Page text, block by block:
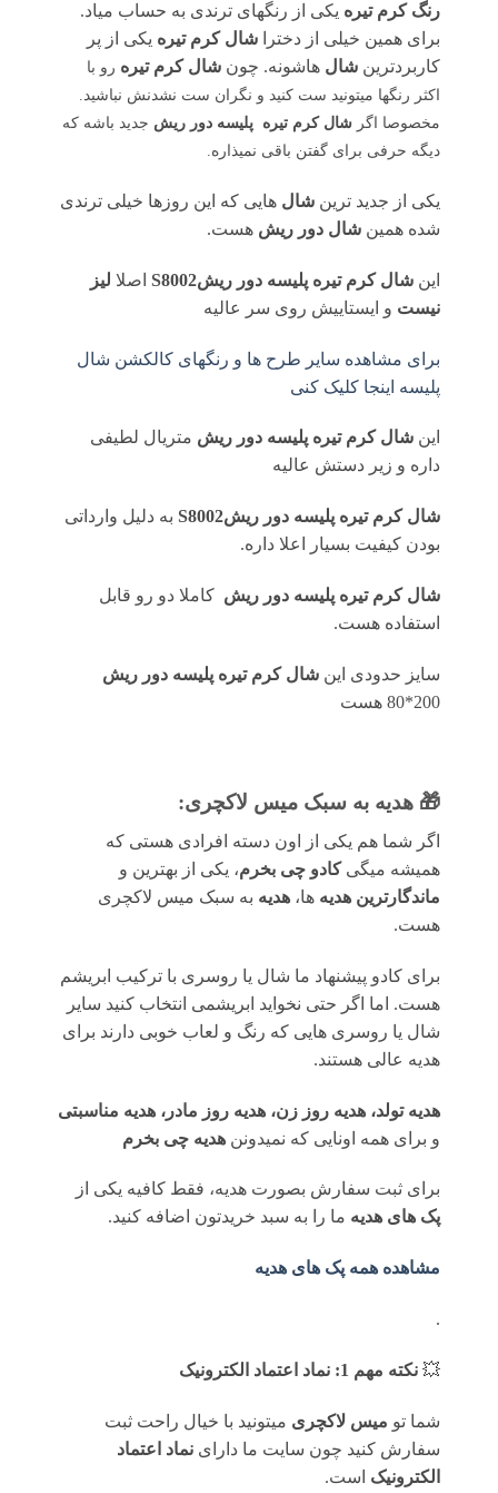
رنگ کرم تیره یکی از رنگهای ترندی به حساب میاد.
برای همین خیلی از دخترا شال کرم تیره یکی از پر
کاربردترین شال هاشونه. چون شال کرم تیره رو با
اکثر رنگها میتونید ست کنید و نگران ست نشدنش نباشید.
مخصوصا اگر شال کرم تیره پلیسه دور ریش جدید باشه که
دیگه حرفی برای گفتن باقی نمیذاره.
یکی از جدید ترین شال هایی که این روزها خیلی ترندی
شده همین شال دور ریش هست.
این شال کرم تیره پلیسه دور ریشS8002 اصلا لیز
نیست و ایستاییش روی سر عالیه
برای مشاهده سایر طرح ها و رنگهای کالکشن شال
پلیسه اینجا کلیک کنی
این شال کرم تیره پلیسه دور ریش متریال لطیفی
داره و زیر دستش عالیه
شال کرم تیره پلیسه دور ریشS8002
به دلیل وارداتی
بودن کیفیت بسیار اعلا داره.
شال کرم تیره پلیسه دور ریش کاملا دو رو قابل
استفاده هست.
سایز حدودی این شال کرم تیره پلیسه دور ریش
200*80 هست
🎁 هدیه به سبک میس لاکچری:
اگر شما هم یکی از اون دسته افرادی هستی که
همیشه میگیکادو چی بخرم، یکی از بهترین و
ماندگارترین هدیه ها، هدیه به سبک میس لاکچری
هست.
برای کادو پیشنهاد ما شال یا روسری با ترکیب ابریشم
هست. اما اگر حتی نخواید ابریشمی انتخاب کنید سایر
شال یا روسری هایی که رنگ و لعاب خوبی دارند برای
هدیه عالی هستند.
هدیه تولد، هدیه روز زن، هدیه روز مادر، هدیه مناسبتی
و برای همه اونایی که نمیدونن هدیه چی بخرم
برای ثبت سفارش بصورت هدیه، فقط کافیه یکی از
پک های هدیه ما را به سبد خریدتون اضافه کنید.
مشاهده همه پک های هدیه
.
💥 نکته مهم 1: نماد اعتماد الکترونیک
شما تو میس لاکچری میتونید با خیال راحت ثبت
سفارش کنید چون سایت ما دارای نماد اعتماد
الکترونیک است.